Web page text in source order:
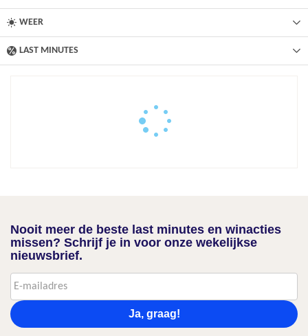
WEER
LAST MINUTES
Nooit meer de beste last minutes en winacties
missen? Schrijf je in voor onze wekelijkse
nieuwsbrief.
Ja, graag!